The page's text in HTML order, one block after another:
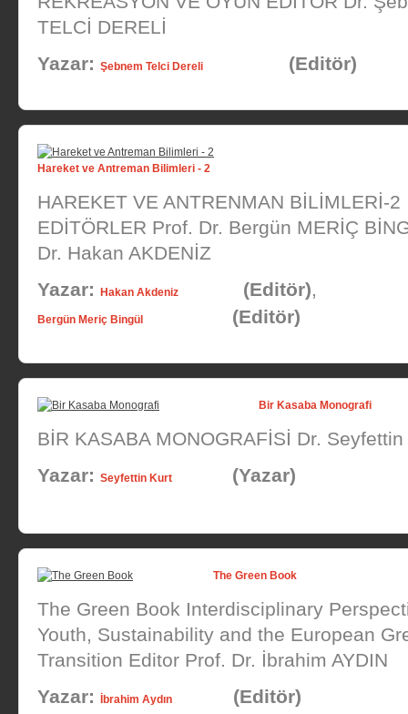
TELCİ DERELİ
Yazar: Şebnem Telci Dereli (Editör)
Hareket ve Antreman Bilimleri - 2
HAREKET VE ANTRENMAN BİLİMLERİ-2
EDİTÖRLER Prof. Dr. Bergün MERİÇ
Dr. Hakan AKDENİZ
Yazar:
Hakan Akdeniz (Editör),
Bergün Meriç Bingül (Editör)
Bir Kasaba Monografi
BİR KASABA MONOGRAFİSİ Dr.
Yazar: Seyfettin Kurt (Yazar)
The Green Book
The Green Book Interdisciplinary
Youth, Sustainability and the European
Transition Editor Prof. Dr. İbrahim AYDIN
Yazar:
İbrahim Aydın (Editör)